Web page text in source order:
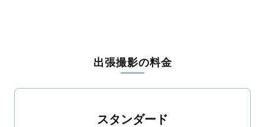
ィを身につけたプロのカメラマンが全国47都道府県に在籍してい
ます。創業10年のノウハウを活かし、思い出に残る素敵な撮影体
験をお届けします。
出張撮影の料金
スタンダード